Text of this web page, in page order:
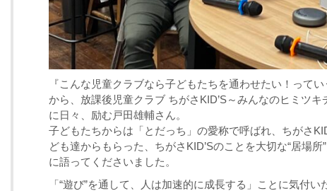
『こんな児童クラブなら子どもたちを通わせたい！って
から、放課後児童クラブ ちがさKID’S～みんなのヒミツ
に日々、励む戸田雄輔さん。
子どもたちからは「とだっち」の愛称で呼ばれ、ちがさ
ども達からもらった、ちがさKID’Sのことを大切な“居場
に語ってくださいました。
「“遊び”を通して、人は加速的に成長する」ことに気付